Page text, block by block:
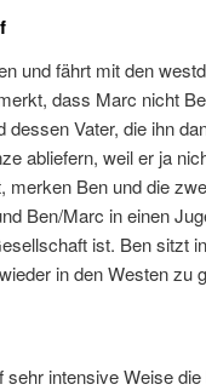
und fährt mit den
dass Marc nicht
Vater, die ihn
abliefern, weil er ja
merken Ben und die
Ben/Marc in einen
ist. Ben sitzt
in den Westen zu
intensive Weise